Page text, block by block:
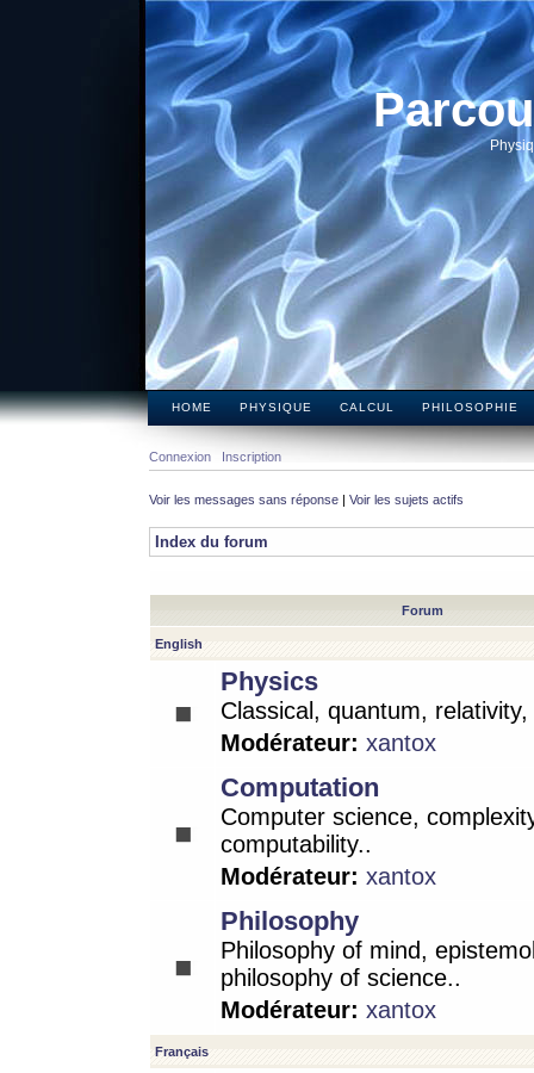
HOME PHYSIQUE CALCUL PHILOSOPHIE
Connexion Inscription
Voir les messages sans réponse | Voir les sujets actifs
Index du forum
Forum
English
Physics
Classical, quantum,
Modérateur: xantox
Computation
Computer science,
computability..
Modérateur: xantox
Philosophy
Philosophy of mind,
philosophy of science..
Modérateur: xantox
Français